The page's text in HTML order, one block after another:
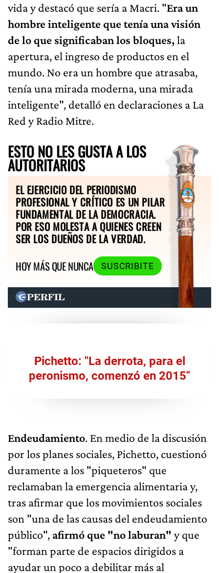
vida y destacó que sería a Macri. "Era un
hombre inteligente que tenía una visión
de lo que significaban los bloques,la
apertura, el ingreso de productos en el
mundo. No era un hombre que atrasaba,
tenía una mirada moderna, una mirada
inteligente", detalló en declaraciones a La
Red y Radio Mitre.
ESTO NO LES GUSTA A LOS
AUTORITARIOS
EL EJERCICIO DEL PERIODISMO
PROFESIONAL Y CRÍTICO ES UN PILAR
FUNDAMENTAL DE LA DEMOCRACIA.
POR ESO MOLESTA A QUIENES CREEN
SER LOS DUEÑOS DE LA VERDAD.
HOY MÁS QUE NUNCA
SUSCRIBITE
Pichetto: "La derrota, para el
peronismo, comenzó en 2015"
Endeudamiento. En medio de la discusión
por los planes sociales, Pichetto, cuestionó
duramente a los "piqueteros" que
reclamaban la emergencia alimentaria y,
tras afirmar que los movimientos sociales
son "una de las causas del endeudamiento
público", afirmó que "no laburan" y que
"forman parte de espacios dirigidos a
ayudar un poco a debilitar más al